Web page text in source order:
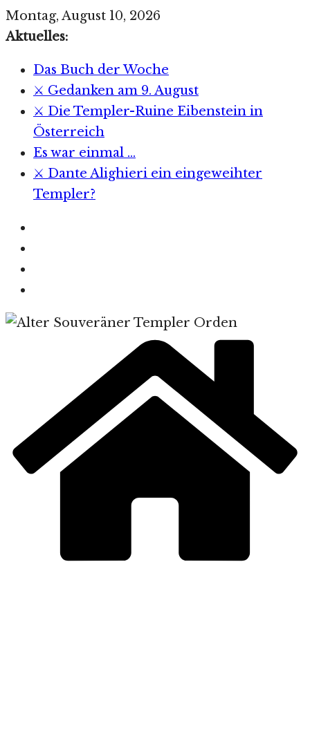
Zum
Inhalt
Montag, August 10, 2026
Aktuelles:
Das Buch der Woche
⚔️ Gedanken am 9. August
⚔️ Die Templer-Ruine Eibenstein in
Österreich
Es war einmal …
⚔️ Dante Alighieri ein eingeweihter
Templer?